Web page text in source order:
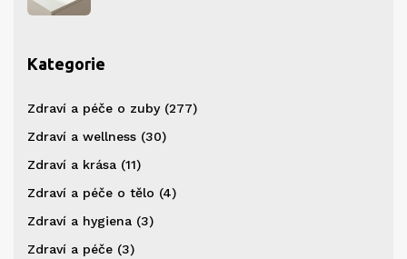
Kategorie
Zdraví a péče o zuby (277)
Zdraví a wellness (30)
Zdraví a krása (11)
Zdraví a péče o tělo (4)
Zdraví a hygiena (3)
Zdraví a péče (3)